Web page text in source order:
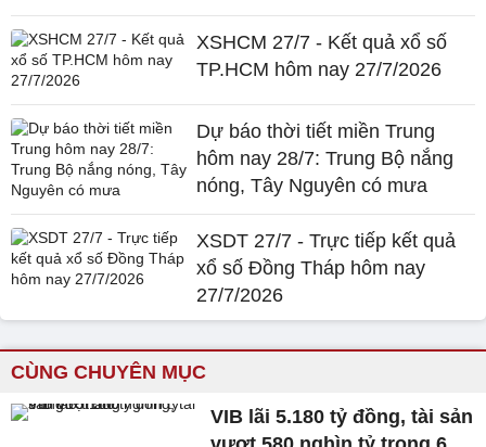
XSHCM 27/7 - Kết quả xổ số
TP.HCM hôm nay 27/7/2026
Dự báo thời tiết miền Trung
hôm nay 28/7: Trung Bộ nắng
nóng, Tây Nguyên có mưa
XSDT 27/7 - Trực tiếp kết quả
xổ số Đồng Tháp hôm nay
27/7/2026
CÙNG CHUYÊN MỤC
VIB lãi 5.180 tỷ đồng, tài sản